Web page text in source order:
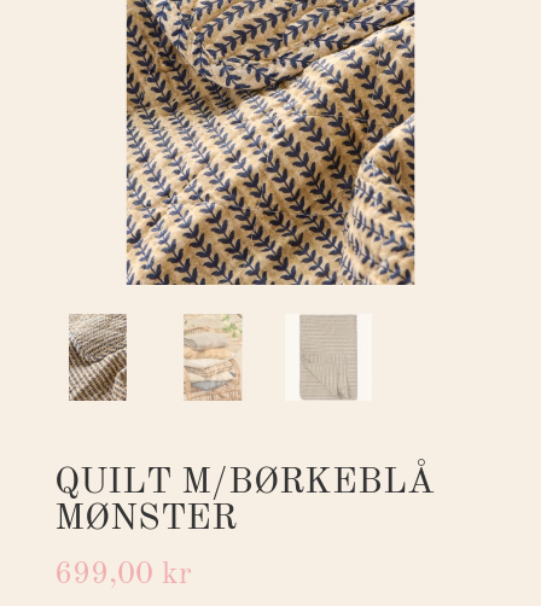
QUILT M/BØRKEBLÅ
MØNSTER
699,00 kr